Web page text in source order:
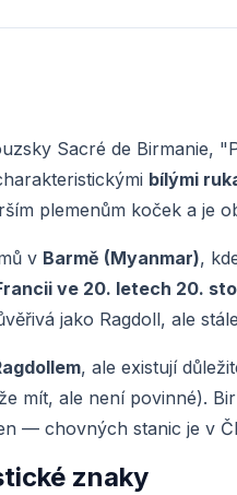
Sacré de Birmanie,
bílými
plemenům koček a je
v Barmě (Myanmar),
ve 20. letech 20.
jako Ragdoll, ale
, ale existují
mít, ale není povinné).
— chovných stanic je v
znaky